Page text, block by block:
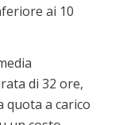
ai 10
di 32 ore,
quota a carico